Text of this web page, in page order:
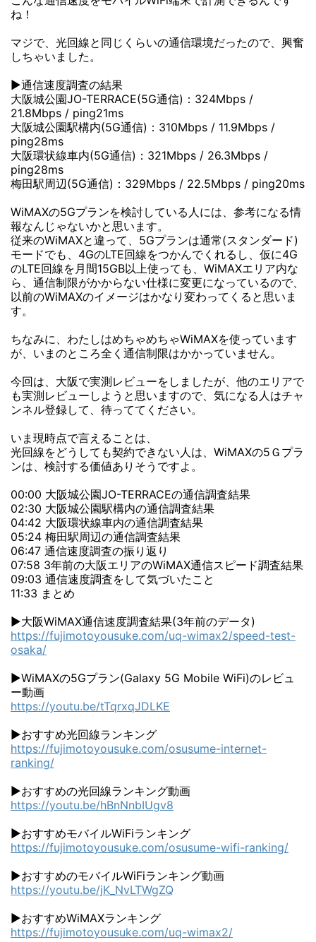
ね！
マジで、光回線と同じくらいの通信環境だったので、興奮
しちゃいました。
▶通信速度調査の結果
大阪城公園JO-TERRACE(5G通信)：324Mbps /
21.8Mbps / ping21ms
大阪城公園駅構内(5G通信)：310Mbps / 11.9Mbps /
ping28ms
大阪環状線車内(5G通信)：321Mbps / 26.3Mbps /
ping28ms
梅田駅周辺(5G通信)：329Mbps / 22.5Mbps / ping20ms
WiMAXの5Gプランを検討している人には、参考になる情
報なんじゃないかと思います。
従来のWiMAXと違って、5Gプランは通常(スタンダード)
モードでも、4GのLTE回線をつかんでくれるし、仮に4G
のLTE回線を月間15GB以上使っても、WiMAXエリア内な
ら、通信制限がかからない仕様に変更になっているので、
以前のWiMAXのイメージはかなり変わってくると思いま
す。
ちなみに、わたしはめちゃめちゃWiMAXを使っています
が、いまのところ全く通信制限はかかっていません。
今回は、大阪で実測レビューをしましたが、他のエリアで
も実測レビューしようと思いますので、気になる人はチャ
ンネル登録して、待っててください。
いま現時点で言えることは、
光回線をどうしても契約できない人は、WiMAXの5Ｇプラ
ンは、検討する価値ありそうですよ。
00:00 大阪城公園JO-TERRACEの通信調査結果
02:30 大阪城公園駅構内の通信調査結果
04:42 大阪環状線車内の通信調査結果
05:24 梅田駅周辺の通信調査結果
06:47 通信速度調査の振り返り
07:58 3年前の大阪エリアのWiMAX通信スピード調査結果
09:03 通信速度調査をして気づいたこと
11:33 まとめ
▶大阪WiMAX通信速度調査結果(3年前のデータ)
https://fujimotoyousuke.com/uq-wimax2/speed-test-
osaka/
▶WiMAXの5Gプラン(Galaxy 5G Mobile WiFi)のレビュ
ー動画
https://youtu.be/tTqrxqJDLKE
▶おすすめ光回線ランキング
https://fujimotoyousuke.com/osusume-internet-
ranking/
▶おすすめの光回線ランキング動画
https://youtu.be/hBnNnbIUgv8
▶おすすめモバイルWiFiランキング
https://fujimotoyousuke.com/osusume-wifi-ranking/
▶おすすめのモバイルWiFiランキング動画
https://youtu.be/jK_NvLTWgZQ
▶おすすめWiMAXランキング
https://fujimotoyousuke.com/uq-wimax2/